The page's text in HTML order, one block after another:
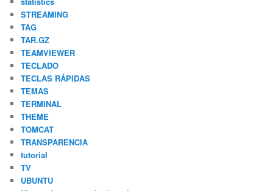
STREAMING
TAG
TAR.GZ
TEAMVIEWER
TECLADO
TECLAS RÁPIDAS
TEMAS
TERMINAL
THEME
TOMCAT
TRANSPARENCIA
tutorial
TV
UBUNTU